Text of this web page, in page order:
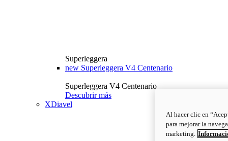
Superleggera
new Superleggera V4 Centenario
Superleggera V4 Centenario
Descubrir más
XDiavel
Al hacer clic en
para mejorar la
marketing.